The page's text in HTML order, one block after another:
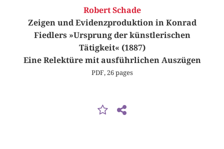
Robert Schade
Zeigen und Evidenzproduktion in Konrad
Fiedlers »Ursprung der künstlerischen
Tätigkeit« (1887)
Eine Relektüre mit ausführlichen Auszügen
PDF, 26 pages